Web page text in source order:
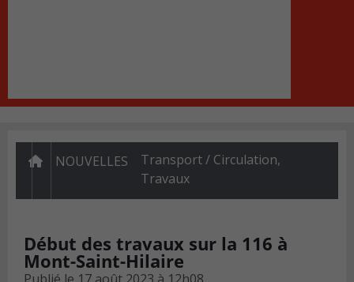
NOUVELLES Transport / Circulation,
Travaux
Début des travaux sur la 116 à
Mont-Saint-Hilaire